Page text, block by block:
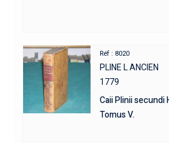
Réf : 8020
PLINE L ANCIEN
1779
Caii Plinii secundi
Tomus V.